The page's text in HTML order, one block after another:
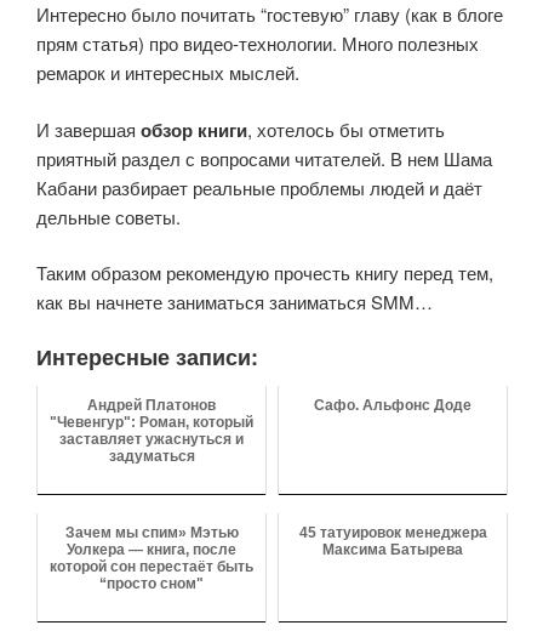
Интересно было почитать “гостевую” главу (как в блоге
прям статья) про видео-технологии. Много полезных
ремарок и интересных мыслей.
И завершая обзор книги, хотелось бы отметить
приятный раздел с вопросами читателей. В нем Шама
Кабани разбирает реальные проблемы людей и даёт
дельные советы.
Таким образом рекомендую прочесть книгу перед тем,
как вы начнете заниматься заниматься SMM…
Интересные записи:
Андрей Платонов
"Чевенгур": Роман, который
заставляет ужаснуться и
задуматься
Сафо. Альфонс Доде
Зачем мы спим» Мэтью
Уолкера — книга, после
которой сон перестаёт быть
“просто сном"
45 татуировок менеджера
Максима Батырева